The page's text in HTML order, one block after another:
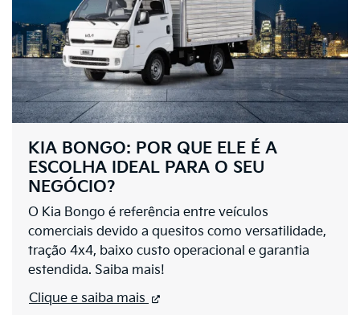
KIA BONGO: POR QUE ELE É A
ESCOLHA IDEAL PARA O SEU
NEGÓCIO?
O Kia Bongo é referência entre veículos
comerciais devido a quesitos como versatilidade,
tração 4x4, baixo custo operacional e garantia
estendida. Saiba mais!
Clique e saiba mais